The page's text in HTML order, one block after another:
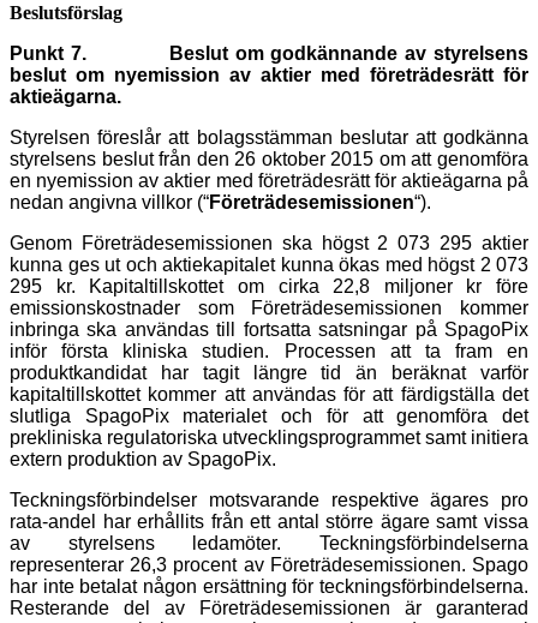
Beslutsförslag
Punkt 7.Beslut om godkännande av styrelsens
beslut om nyemission av aktier med företrädesrätt för
aktieägarna.
Styrelsen föreslår att bolagsstämman beslutar att godkänna
styrelsens beslut från den 26 oktober 2015 om att genomföra
en nyemission av aktier med företrädesrätt för aktieägarna på
nedan angivna villkor (“Företrädesemissionen“).
Genom Företrädesemissionen ska högst 2 073 295 aktier
kunna ges ut och aktiekapitalet kunna ökas med högst 2 073
295 kr. Kapitaltillskottet om cirka 22,8 miljoner kr före
emissionskostnader som Företrädesemissionen kommer
inbringa ska användas till fortsatta satsningar på SpagoPix
inför första kliniska studien. Processen att ta fram en
produktkandidat har tagit längre tid än beräknat varför
kapitaltillskottet kommer att användas för att färdigställa det
slutliga SpagoPix materialet och för att genomföra det
prekliniska regulatoriska utvecklingsprogrammet samt initiera
extern produktion av SpagoPix.
Teckningsförbindelser motsvarande respektive ägares pro
rata-andel har erhållits från ett antal större ägare samt vissa
av styrelsens ledamöter. Teckningsförbindelserna
representerar 26,3 procent av Företrädesemissionen. Spago
har inte betalat någon ersättning för teckningsförbindelserna.
Resterande del av Företrädesemissionen är garanterad